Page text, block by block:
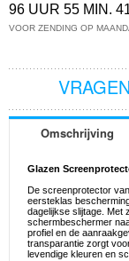
96 UUR 55 MIN.
VOOR ZENDING OP
Omschrijving
Glazen
De screenprotector
eersteklas
dagelijkse slijtage. Met
schermbeschermer
profiel en de
transparantie zorgt
levendige kleuren en